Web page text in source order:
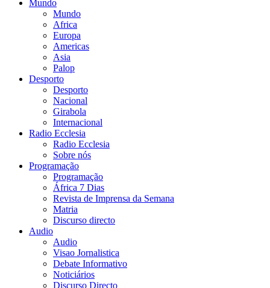
Mundo
Mundo
Africa
Europa
Americas
Asia
Palop
Desporto
Desporto
Nacional
Girabola
Internacional
Radio Ecclesia
Radio Ecclesia
Sobre nós
Programação
Programação
África 7 Dias
Revista de Imprensa da Semana
Matria
Discurso directo
Audio
Audio
Visao Jornalistica
Debate Informativo
Noticiários
Discurso Directo